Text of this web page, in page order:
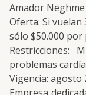
Amador Neghme
Oferta: Si
sólo $50.000 por
Restricciones:
problemas
Vigencia: agosto